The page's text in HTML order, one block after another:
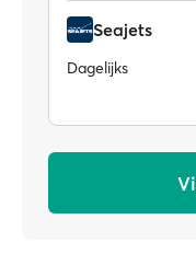
Seajets
Dagelijks